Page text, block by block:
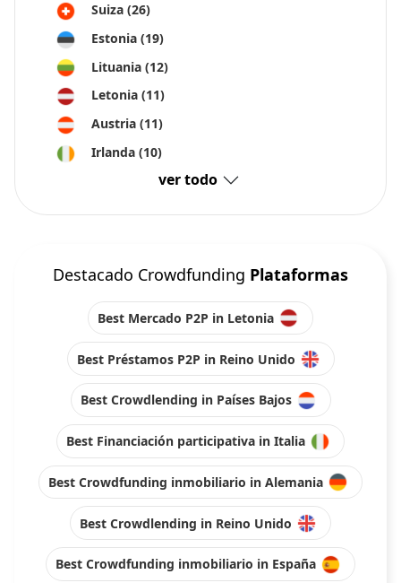
Suiza (26)
Estonia (19)
Lituania (12)
Letonia (11)
Austria (11)
Irlanda (10)
ver todo
Destacado Crowdfunding Plataformas
Best Mercado P2P in Letonia
Best Préstamos P2P in Reino Unido
Best Crowdlending in Países Bajos
Best Financiación participativa in Italia
Best Crowdfunding inmobiliario in Alemania
Best Crowdlending in Reino Unido
Best Crowdfunding inmobiliario in España